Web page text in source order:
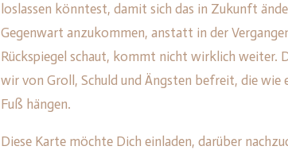
loslassen könntest, damit sich das in Zukunft
Gegenwart anzukommen, anstatt in der
Rückspiegel schaut, kommt nicht wirklich weiter.
wir von Groll, Schuld und Ängsten befreit, die wie
Fuß hängen.
Diese Karte möchte Dich einladen, darüber